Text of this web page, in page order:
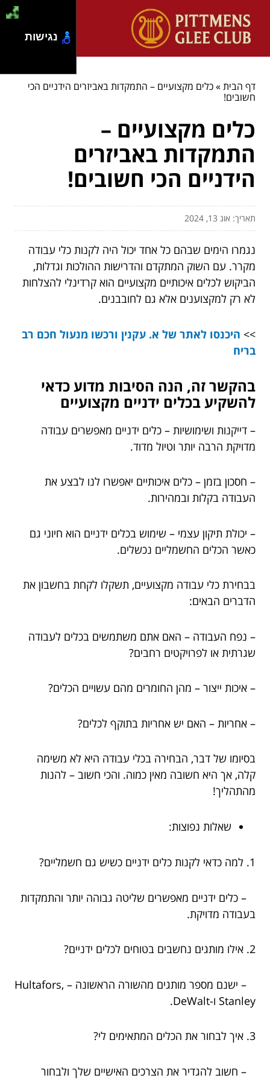
דף הבית»כלים מקצועיים – התמקדות באביזרים הידניים הכי
חשובים!
כלים מקצועיים –
התמקדות באביזרים
הידניים הכי חשובים!
תאריך: אוג 13, 2024
נגמרו הימים שבהם כל אחד יכול היה לקנות כלי עבודה
מקרר. עם השוק המתקדם והדרישות ההולכות וגדלות,
הביקוש לכלים איכותיים מקצועיים הוא קרדינלי להצלחות
לא רק למקצוענים אלא גם לחובבנים.
>> היכנסו לאתר של א. עקנין ורכשו מנעול חכם רב
בריח
בהקשר זה, הנה הסיבות מדוע כדאי
להשקיע בכלים ידניים מקצועיים
– דייקנות ושימושיות – כלים ידניים מאפשרים עבודה
מדויקת הרבה יותר וטיול מדוד.
– חסכון בזמן – כלים איכותיים יאפשרו לנו לבצע את
העבודה בקלות ובמהירות.
– יכולת תיקון עצמי – שימוש בכלים ידניים הוא חיוני גם
כאשר הכלים החשמליים נכשלים.
בבחירת כלי עבודה מקצועיים, תשקלו לקחת בחשבון את
הדברים הבאים:
– נפח העבודה – האם אתם משתמשים בכלים לעבודה
שגרתית או לפרויקטים רחבים?
– איכות ייצור – מהן החומרים מהם עשויים הכלים?
– אחריות – האם יש אחריות בתוקף לכלים?
בסיומו של דבר, הבחירה בכלי עבודה היא לא משימה
קלה, אך היא חשובה מאין כמוה. והכי חשוב – להנות
מהתהליך!
שאלות נפוצות:
1. למה כדאי לקנות כלים ידניים כשיש גם חשמליים?
– כלים ידניים מאפשרים שליטה גבוהה יותר והתמקדות
בעבודה מדויקת.
2. אילו מותגים נחשבים בטוחים לכלים ידניים?
– ישנם מספר מותגים מהשורה הראשונה – Hultafors,
Stanley ו-DeWalt.
3. איך לבחור את הכלים המתאימים לי?
– חשוב להגדיר את הצרכים האישיים שלך ולבחור
נגישות